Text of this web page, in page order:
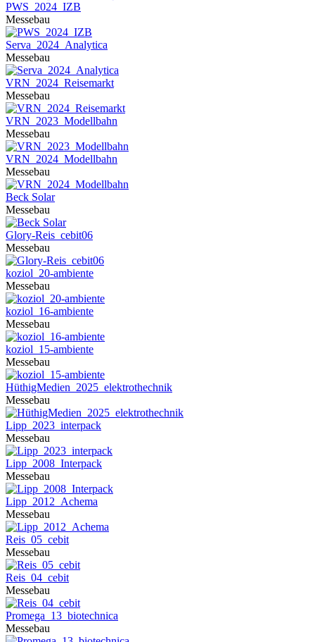
PWS_2024_IZB
Messebau
Serva_2024_Analytica
Messebau
VRN_2024_Reisemarkt
Messebau
VRN_2023_Modellbahn
Messebau
VRN_2024_Modellbahn
Messebau
Beck Solar
Messebau
Glory-Reis_cebit06
Messebau
koziol_20-ambiente
Messebau
koziol_16-ambiente
Messebau
koziol_15-ambiente
Messebau
HüthigMedien_2025_elektrothechnik
Messebau
Lipp_2023_interpack
Messebau
Lipp_2008_Interpack
Messebau
Lipp_2012_Achema
Messebau
Reis_05_cebit
Messebau
Reis_04_cebit
Messebau
Promega_13_biotechnica
Messebau